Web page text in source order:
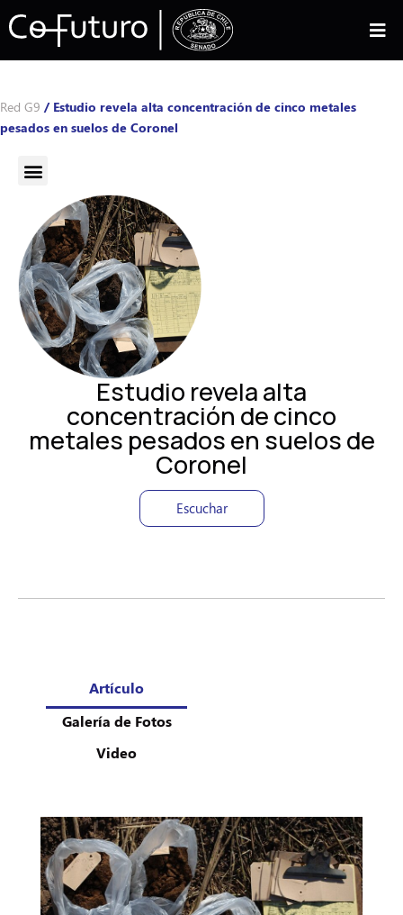
Red G9 / Estudio revela alta concentración de cinco metales
pesados en suelos de Coronel
Estudio revela alta
concentración de cinco
metales pesados en suelos de
Coronel
Escuchar
Artículo
Galería de Fotos
Video